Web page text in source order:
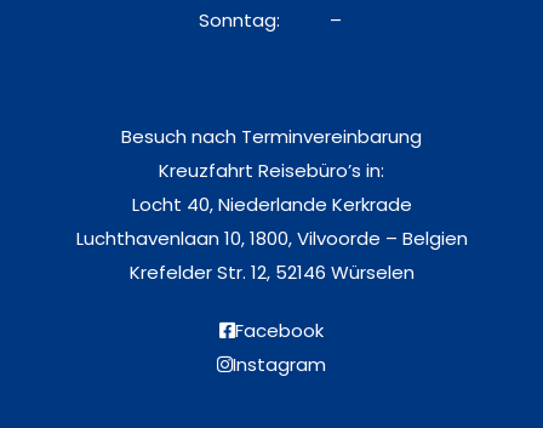
Sonntag: –
Besuch nach Terminvereinbarung
Kreuzfahrt Reisebüro’s in:
Locht 40, Niederlande Kerkrade
Luchthavenlaan 10, 1800, Vilvoorde – Belgien
Krefelder Str. 12, 52146 Würselen
Facebook
Instagram